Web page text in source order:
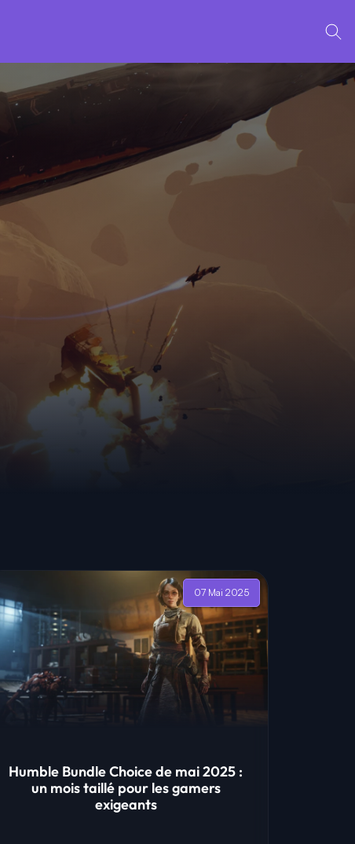
07 Mai 2025
Humble Bundle Choice de mai 2025 :
un mois taillé pour les gamers
exigeants